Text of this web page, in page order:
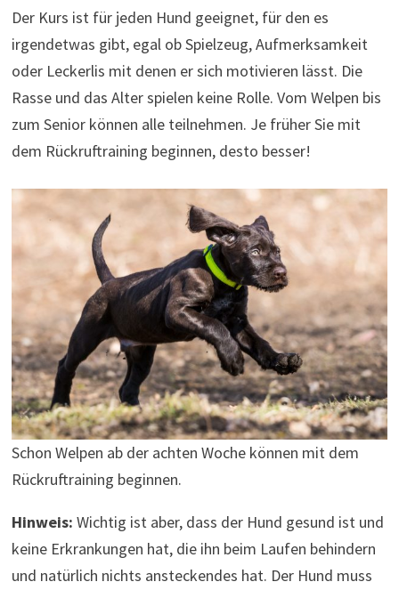
Der Kurs ist für jeden Hund geeignet, für den es
irgendetwas gibt, egal ob Spielzeug, Aufmerksamkeit
oder Leckerlis mit denen er sich motivieren lässt. Die
Rasse und das Alter spielen keine Rolle. Vom Welpen bis
zum Senior können alle teilnehmen. Je früher Sie mit
dem Rückruftraining beginnen, desto besser!
Schon Welpen ab der achten Woche können mit dem
Rückruftraining beginnen.
Hinweis: Wichtig ist aber, dass der Hund gesund ist und
keine Erkrankungen hat, die ihn beim Laufen behindern
und natürlich nichts ansteckendes hat. Der Hund muss